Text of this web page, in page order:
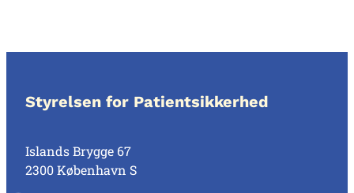
Styrelsen for Patientsikkerhed
Islands Brygge 67
2300 København S